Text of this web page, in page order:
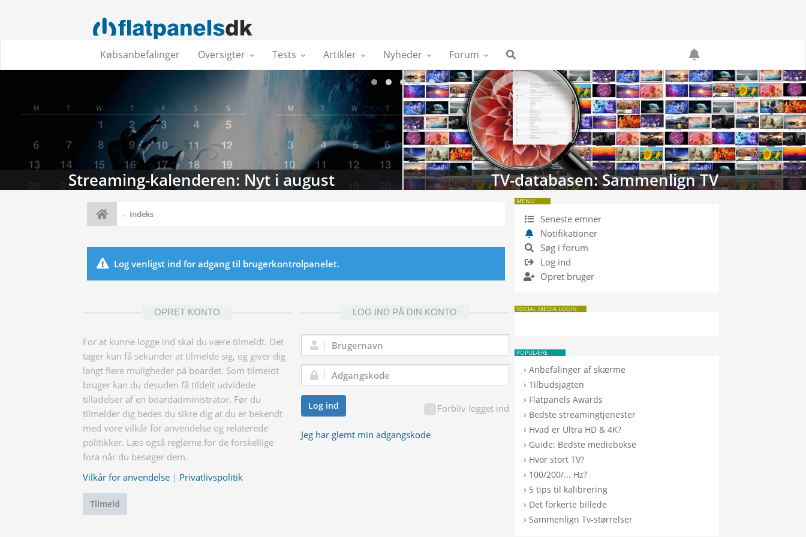
Købsanbefalinger Oversigter Tests Artikler Nyheder Forum
Streaming-kalenderen: Nyt i august TV-databasen: Sammenlign TV
Indeks
Log venligst ind for adgang til brugerkontrolpanelet.
OPRET KONTO
For at kunne logge ind skal du være tilmeldt. Det
tager kun få sekunder at tilmelde sig, og giver dig
langt flere muligheder på boardet. Som tilmeldt
bruger kan du desuden få tildelt udvidede
tilladelser af en boardadministrator. Før du
tilmelder dig bedes du sikre dig at du er bekendt
med vore vilkår for anvendelse og relaterede
politikker. Læs også reglerne for de forskellige
fora når du besøger dem.
Vilkår for anvendelse | Privatlivspolitik
Tilmeld
LOG IND PÅ DIN KONTO
Brugernavn:
Adgangskode:
Forbliv logget ind
Log ind
Jeg har glemt min adgangskode
MENU
Seneste emner
Notifikationer
Søg i forum
Log ind
Opret bruger
SOCIAL MEDIA LOGIN
POPULÆRE
›Anbefalinger af skærme
›Tilbudsjagten
› Flatpanels Awards
› Bedste streamingtjenester
› Hvad er Ultra HD & 4K?
› Guide: Bedste mediebokse
› Hvor stort TV?
› 100/200/... Hz?
› 5 tips til kalibrering
› Det forkerte billede
›Sammenlign Tv-størrelser